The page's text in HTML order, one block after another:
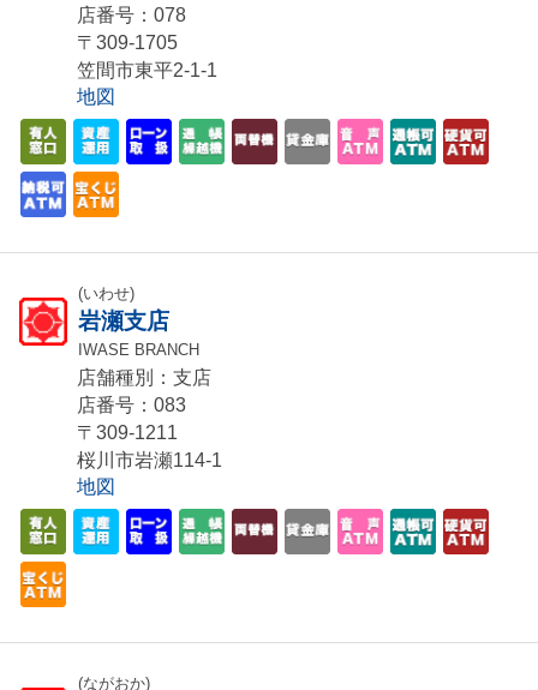
店番号：078
〒309-1705
笠間市東平2-1-1
地図
(いわせ)
岩瀬支店
IWASE BRANCH
店舗種別：支店
店番号：083
〒309-1211
桜川市岩瀬114-1
地図
(ながおか)